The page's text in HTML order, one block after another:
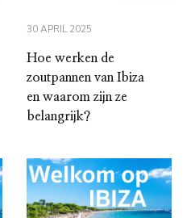
30 APRIL 2025
Hoe werken de
zoutpannen van Ibiza
en waarom zijn ze
belangrijk?